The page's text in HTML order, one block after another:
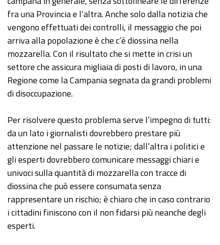
fra una Provincia e l’altra. Anche solo dalla notizia che
vengono effettuati dei controlli, il messaggio che poi
arriva alla popolazione è che c’è diossina nella
mozzarella. Con il risultato che si mette in crisi un
settore che assicura migliaia di posti di lavoro, in una
Regione come la Campania segnata da grandi problemi
di disoccupazione.
Per risolvere questo problema serve l’impegno di tutti:
da un lato i giornalisti dovrebbero prestare più
attenzione nel passare le notizie; dall’altra i politici e
gli esperti dovrebbero comunicare messaggi chiari e
univoci sulla quantità di mozzarella con tracce di
diossina che può essere consumata senza
rappresentare un rischio; è chiaro che in caso contrario
i cittadini finiscono con il non fidarsi più neanche degli
esperti.